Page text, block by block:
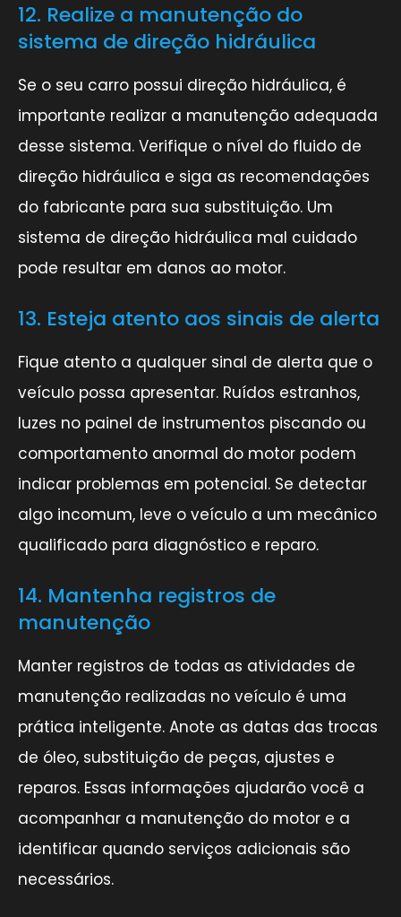
12. Realize a manutenção do
sistema de direção hidráulica
Se o seu carro possui direção hidráulica, é
importante realizar a manutenção adequada
desse sistema. Verifique o nível do fluido de
direção hidráulica e siga as recomendações
do fabricante para sua substituição. Um
sistema de direção hidráulica mal cuidado
pode resultar em danos ao motor.
13. Esteja atento aos sinais de alerta
Fique atento a qualquer sinal de alerta que o
veículo possa apresentar. Ruídos estranhos,
luzes no painel de instrumentos piscando ou
comportamento anormal do motor podem
indicar problemas em potencial. Se detectar
algo incomum, leve o veículo a um mecânico
qualificado para diagnóstico e reparo.
14. Mantenha registros de
manutenção
Manter registros de todas as atividades de
manutenção realizadas no veículo é uma
prática inteligente. Anote as datas das trocas
de óleo, substituição de peças, ajustes e
reparos. Essas informações ajudarão você a
acompanhar a manutenção do motor e a
identificar quando serviços adicionais são
necessários.